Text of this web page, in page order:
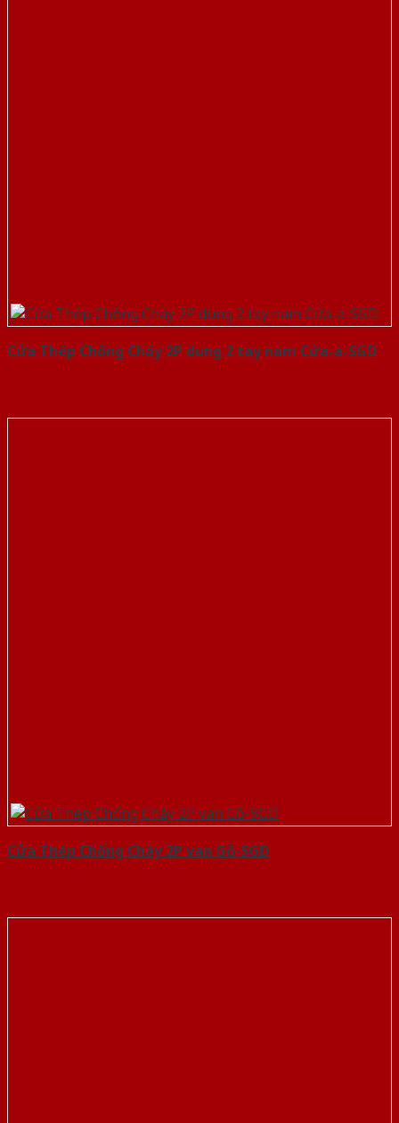
Cửa Thép Chống Cháy 2P dung 2 tay nam Cửa-a-SGD
Cửa Thép Chống Cháy 2P van Gỗ-SGD